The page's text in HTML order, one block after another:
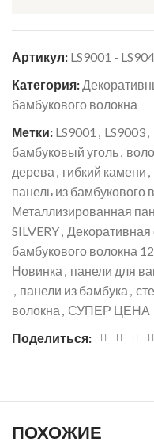
Артикул: LS9001 -
Категория:
бамбукового волокна
Метки: LS9001 , LS9003,
бамбуковый уголь,
дерева , гибкий камени ,
панель из
Металлизированная
SILVERY, Декоративная
бамбукового волокна
Новинка , панели для
, панели из бамбука ,
волокна , СУПЕР ЦЕНА
Поделиться:
ПОХОЖИЕ